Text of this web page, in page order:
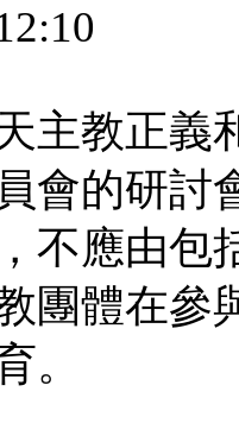
主教正義
會的研討
不應由包
團體在參
。